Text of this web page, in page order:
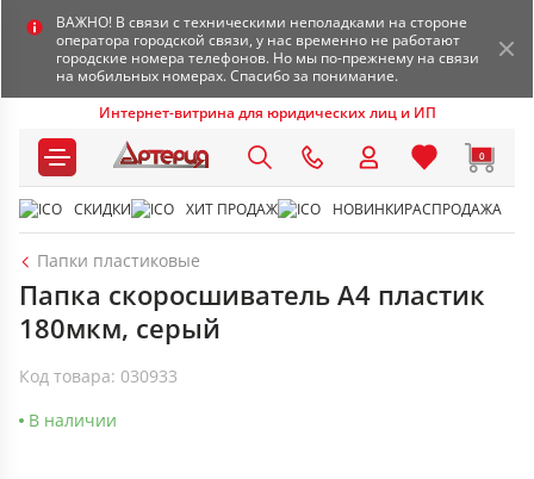
ВАЖНО! В связи с техническими неполадками на стороне
оператора городской связи, у нас временно не работают
городские номера телефонов. Но мы по-прежнему на связи
на мобильных номерах. Спасибо за понимание.
Интернет-витрина для юридических лиц и ИП
0
СКИДКИ ХИТ ПРОДАЖ НОВИНКИРАСПРОДАЖА
Папки пластиковые
Папка скоросшиватель А4 пластик
180мкм, серый
Код товара: 030933
В наличии